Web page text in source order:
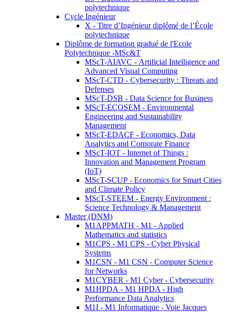
polytechnique
Cycle Ingénieur
X - Titre d’Ingénieur diplômé de l’École
polytechnique
Diplôme de formation gradué de l'Ecole
Polytechnique -MSc&T
MScT-AIAVC - Artificial Intelligence and
Advanced Visual Computing
MScT-CTD - Cybersecurity : Threats and
Defenses
MScT-DSB - Data Science for Business
MScT-ECOSEM - Environmental
Engineering and Sustainability
Management
MScT-EDACF - Economics, Data
Analytics and Corporate Finance
MScT-IOT - Internet of Things :
Innovation and Management Program
(IoT)
MScT-SCUP - Economics for Smart Cities
and Climate Policy
MScT-STEEM - Energy Environment :
Science Technology & Management
Master (DNM)
M1APPMATH - M1 - Applied
Mathematics and statistics
M1CPS - M1 CPS - Cyber Physical
Systems
M1CSN - M1 CSN - Computer Science
for Networks
M1CYBER - M1 Cyber - Cybersecurity
M1HPDA - M1 HPDA - High
Performance Data Analytics
M1I - M1 Informatique - Voie Jacques